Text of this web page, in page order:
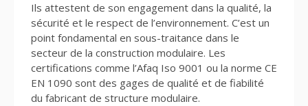
Ils attestent de son engagement dans la qualité, la
sécurité et le respect de l’environnement. C’est un
point fondamental en sous-traitance dans le
secteur de la construction modulaire. Les
certifications comme l’Afaq Iso 9001 ou la norme CE
EN 1090 sont des gages de qualité et de fiabilité
du fabricant de structure modulaire.